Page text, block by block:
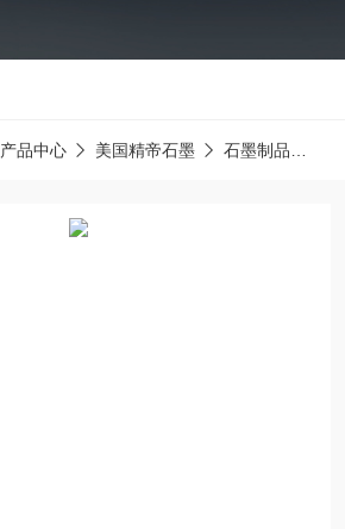
产品中心 美国精帝石墨 石墨制品